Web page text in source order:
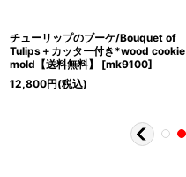
チューリップのブーケ/Bouquet of
Tulips＋カッター付き*wood cookie
mold【送料無料】
[mk9100]
12,800円(税込)